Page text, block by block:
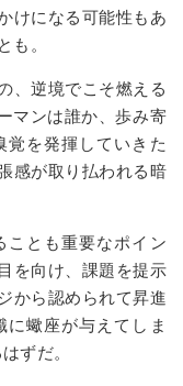
けになる可能性もあ
も。
、逆境でこそ燃える
マンは誰か、歩み寄
覚を発揮していきた
感が取り払われる暗
ことも重要なポイン
を向け、課題を提示
から認められて昇進
蠍座が与えてしま
ずだ。